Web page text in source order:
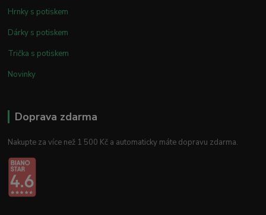
Hrnky s potiskem
Dárky s potiskem
Trička s potiskem
Novinky
Doprava zdarma
Nakupte za více než 1 500 Kč a automaticky máte dopravu zdarma.